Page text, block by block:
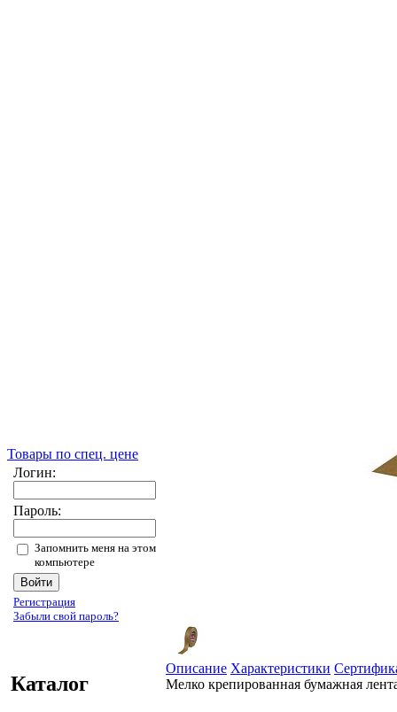
Товары по спец. цене
Логин:
Пароль:
Запомнить меня на этом
компьютере
Регистрация
Забыли свой пароль?
Каталог
Описание Характеристики
Мелко крепированная бумажная